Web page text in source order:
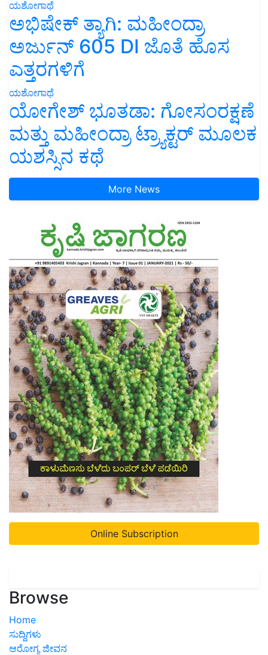
ಯಶೋಗಾಥೆ
ಅಭಿಷೇಕ್ ತ್ಯಾಗಿ: ಮಹೀಂದ್ರಾ
ಅರ್ಜುನ್ 605 DI ಜೊತೆ ಹೊಸ
ಎತ್ತರಗಳಿಗೆ
ಯಶೋಗಾಥೆ
ಯೋಗೇಶ್ ಭೂತಡಾ: ಗೋಸಂರಕ್ಷಣೆ
ಮತ್ತು ಮಹೀಂದ್ರಾ ಟ್ರ್ಯಾಕ್ಟರ್ ಮೂಲಕ
ಯಶಸ್ಸಿನ ಕಥೆ
More News
Online Subscription
Browse
Home
ಸುದ್ದಿಗಳು
ಆರೋಗ್ಯ ಜೀವನ